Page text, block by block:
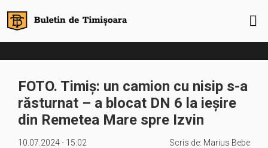
FOTO. Timiș: un camion cu nisip s-a
răsturnat – a blocat DN 6 la ieșire
din Remetea Mare spre Izvin
10.07.2024 - 15:02 Scris de: Marius Bebe